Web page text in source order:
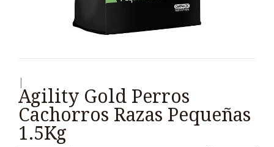
Agility Gold Perros
Cachorros Razas Pequeñas
1.5Kg